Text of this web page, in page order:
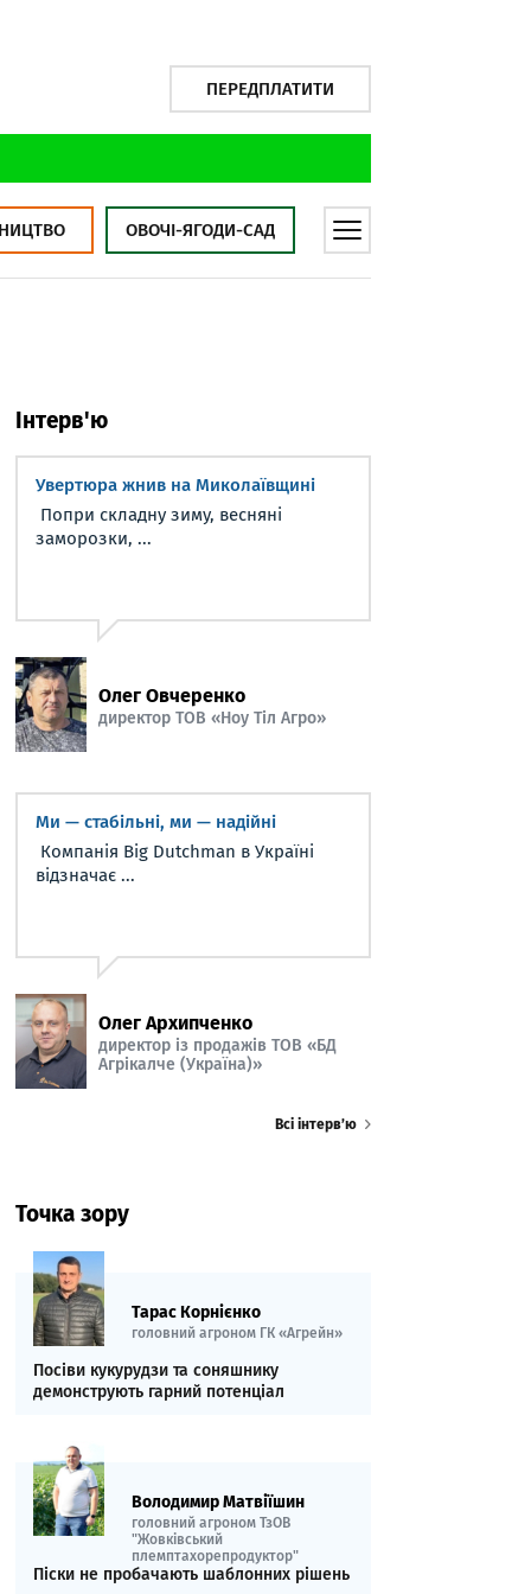
ПЕРЕДПЛАТИТИ
ОВОЧІ-ЯГОДИ-САД
Інтерв'ю
Увертюра жнив на Миколаївщині
Попри складну зиму, весняні
заморозки, ...
Олег Овчеренко
директор ТОВ «Ноу Тіл Агро»
Ми — стабільні, ми — надійні
Компанія Big Dutchman в Україні
відзначає ...
Олег Архипченко
директор із продажів ТОВ «БД
Агрікалче (Україна)»
Всі інтерв’ю
Точка зору
Тарас Корнієнко
головний агроном ГК «Агрейн»
Посіви кукурудзи та соняшнику
демонструють гарний потенціал
Володимир Матвіїшин
головний агроном ТзОВ
"Жовківський
племптахорепродуктор"
Піски не пробачають шаблонних рішень